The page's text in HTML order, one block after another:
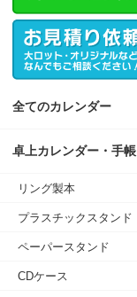
全てのカレンダー
卓上カレンダー・手帳
リング製本
プラスチックスタンド
ペーパースタンド
CDケース